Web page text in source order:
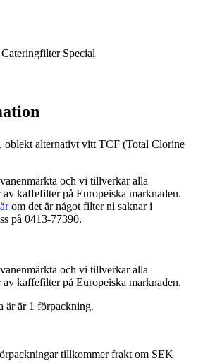
Special
, oblekt alternativt vitt TCF (Total Clorine
och vi tillverkar alla
kaffefilter på Europeiska marknaden.
om det är något filter ni saknar i
på 0413-77390.
och vi tillverkar alla
kaffefilter på Europeiska marknaden.
är är 1 förpackning.
tillkommer frakt om SEK